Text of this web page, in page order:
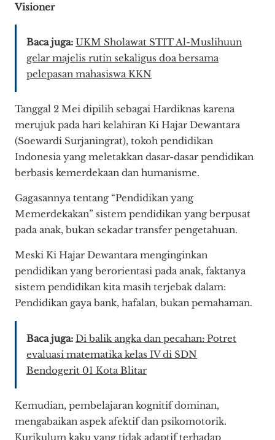
Visioner
Baca juga: UKM Sholawat STIT Al-Muslihuun
gelar majelis rutin sekaligus doa bersama
pelepasan mahasiswa KKN
Tanggal 2 Mei dipilih sebagai Hardiknas karena
merujuk pada hari kelahiran Ki Hajar Dewantara
(Soewardi Surjaningrat), tokoh pendidikan
Indonesia yang meletakkan dasar-dasar pendidikan
berbasis kemerdekaan dan humanisme.
Gagasannya tentang “Pendidikan yang
Memerdekakan” sistem pendidikan yang berpusat
pada anak, bukan sekadar transfer pengetahuan.
Meski Ki Hajar Dewantara menginginkan
pendidikan yang berorientasi pada anak, faktanya
sistem pendidikan kita masih terjebak dalam:
Pendidikan gaya bank, hafalan, bukan pemahaman.
Baca juga: Di balik angka dan pecahan: Potret
evaluasi matematika kelas IV di SDN
Bendogerit 01 Kota Blitar
Kemudian, pembelajaran kognitif dominan,
mengabaikan aspek afektif dan psikomotorik.
Kurikulum kaku yang tidak adaptif terhadap